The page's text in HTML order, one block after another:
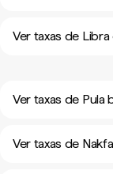
Ver taxas de
Ver taxas de Pula
Ver taxas de